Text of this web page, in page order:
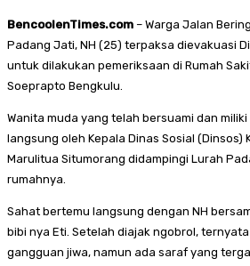
BencoolenTimes.com – Warga Jalan
Padang Jati, NH (25) terpaksa dievakuasi
untuk dilakukan pemeriksaan di Rumah
Soeprapto Bengkulu.
Wanita muda yang telah bersuami dan
langsung oleh Kepala Dinas Sosial (Dinsos)
Marulitua Situmorang didampingi Lurah
rumahnya.
Sahat bertemu langsung dengan NH
bibi nya Eti. Setelah diajak ngobrol,
gangguan jiwa, namun ada saraf yang